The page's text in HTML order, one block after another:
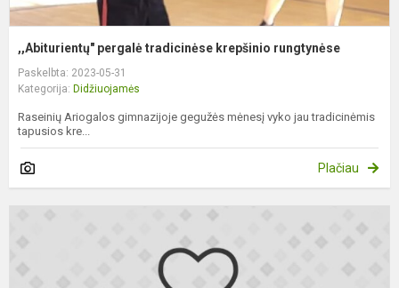
,,Abiturientų" pergalė tradicinėse krepšinio rungtynėse
Paskelbta: 2023-05-31
Kategorija: Didžiuojamės
Raseinių Ariogalos gimnazijoje gegužės mėnesį vyko jau tradicinėmis
tapusios kre...
Plačiau